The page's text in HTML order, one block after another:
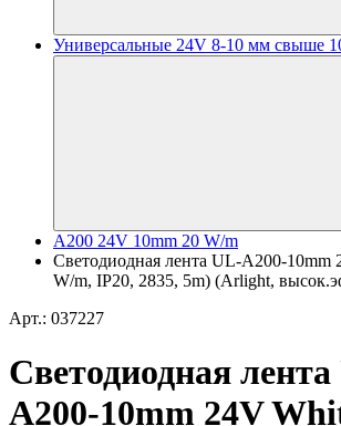
Универсальные 24V 8-10 мм свыше
A200 24V 10mm 20 W/m
Светодиодная лента UL-A200-10mm
W/m, IP20, 2835, 5m) (Arlight,
Арт.: 037227
Светодиодная
A200-10mm 24V